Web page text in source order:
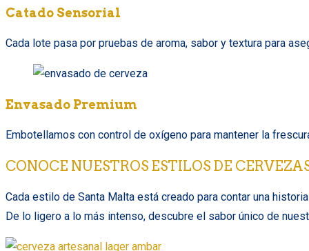
Catado Sensorial
Cada lote pasa por pruebas de aroma, sabor y textura para
Envasado Premium
Embotellamos con control de oxígeno para mantener la
CONOCE NUESTROS ESTILOS DE
Cada estilo de Santa Malta está creado para contar una
De lo ligero a lo más intenso, descubre el sabor único de